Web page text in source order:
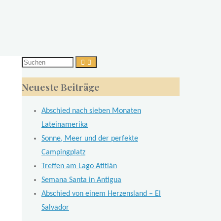
Suchen
nach:
Neueste Beiträge
Abschied nach sieben Monaten
Lateinamerika
Sonne, Meer und der perfekte
Campingplatz
Treffen am Lago Atitlán
Semana Santa in Antigua
Abschied von einem Herzensland – El
Salvador